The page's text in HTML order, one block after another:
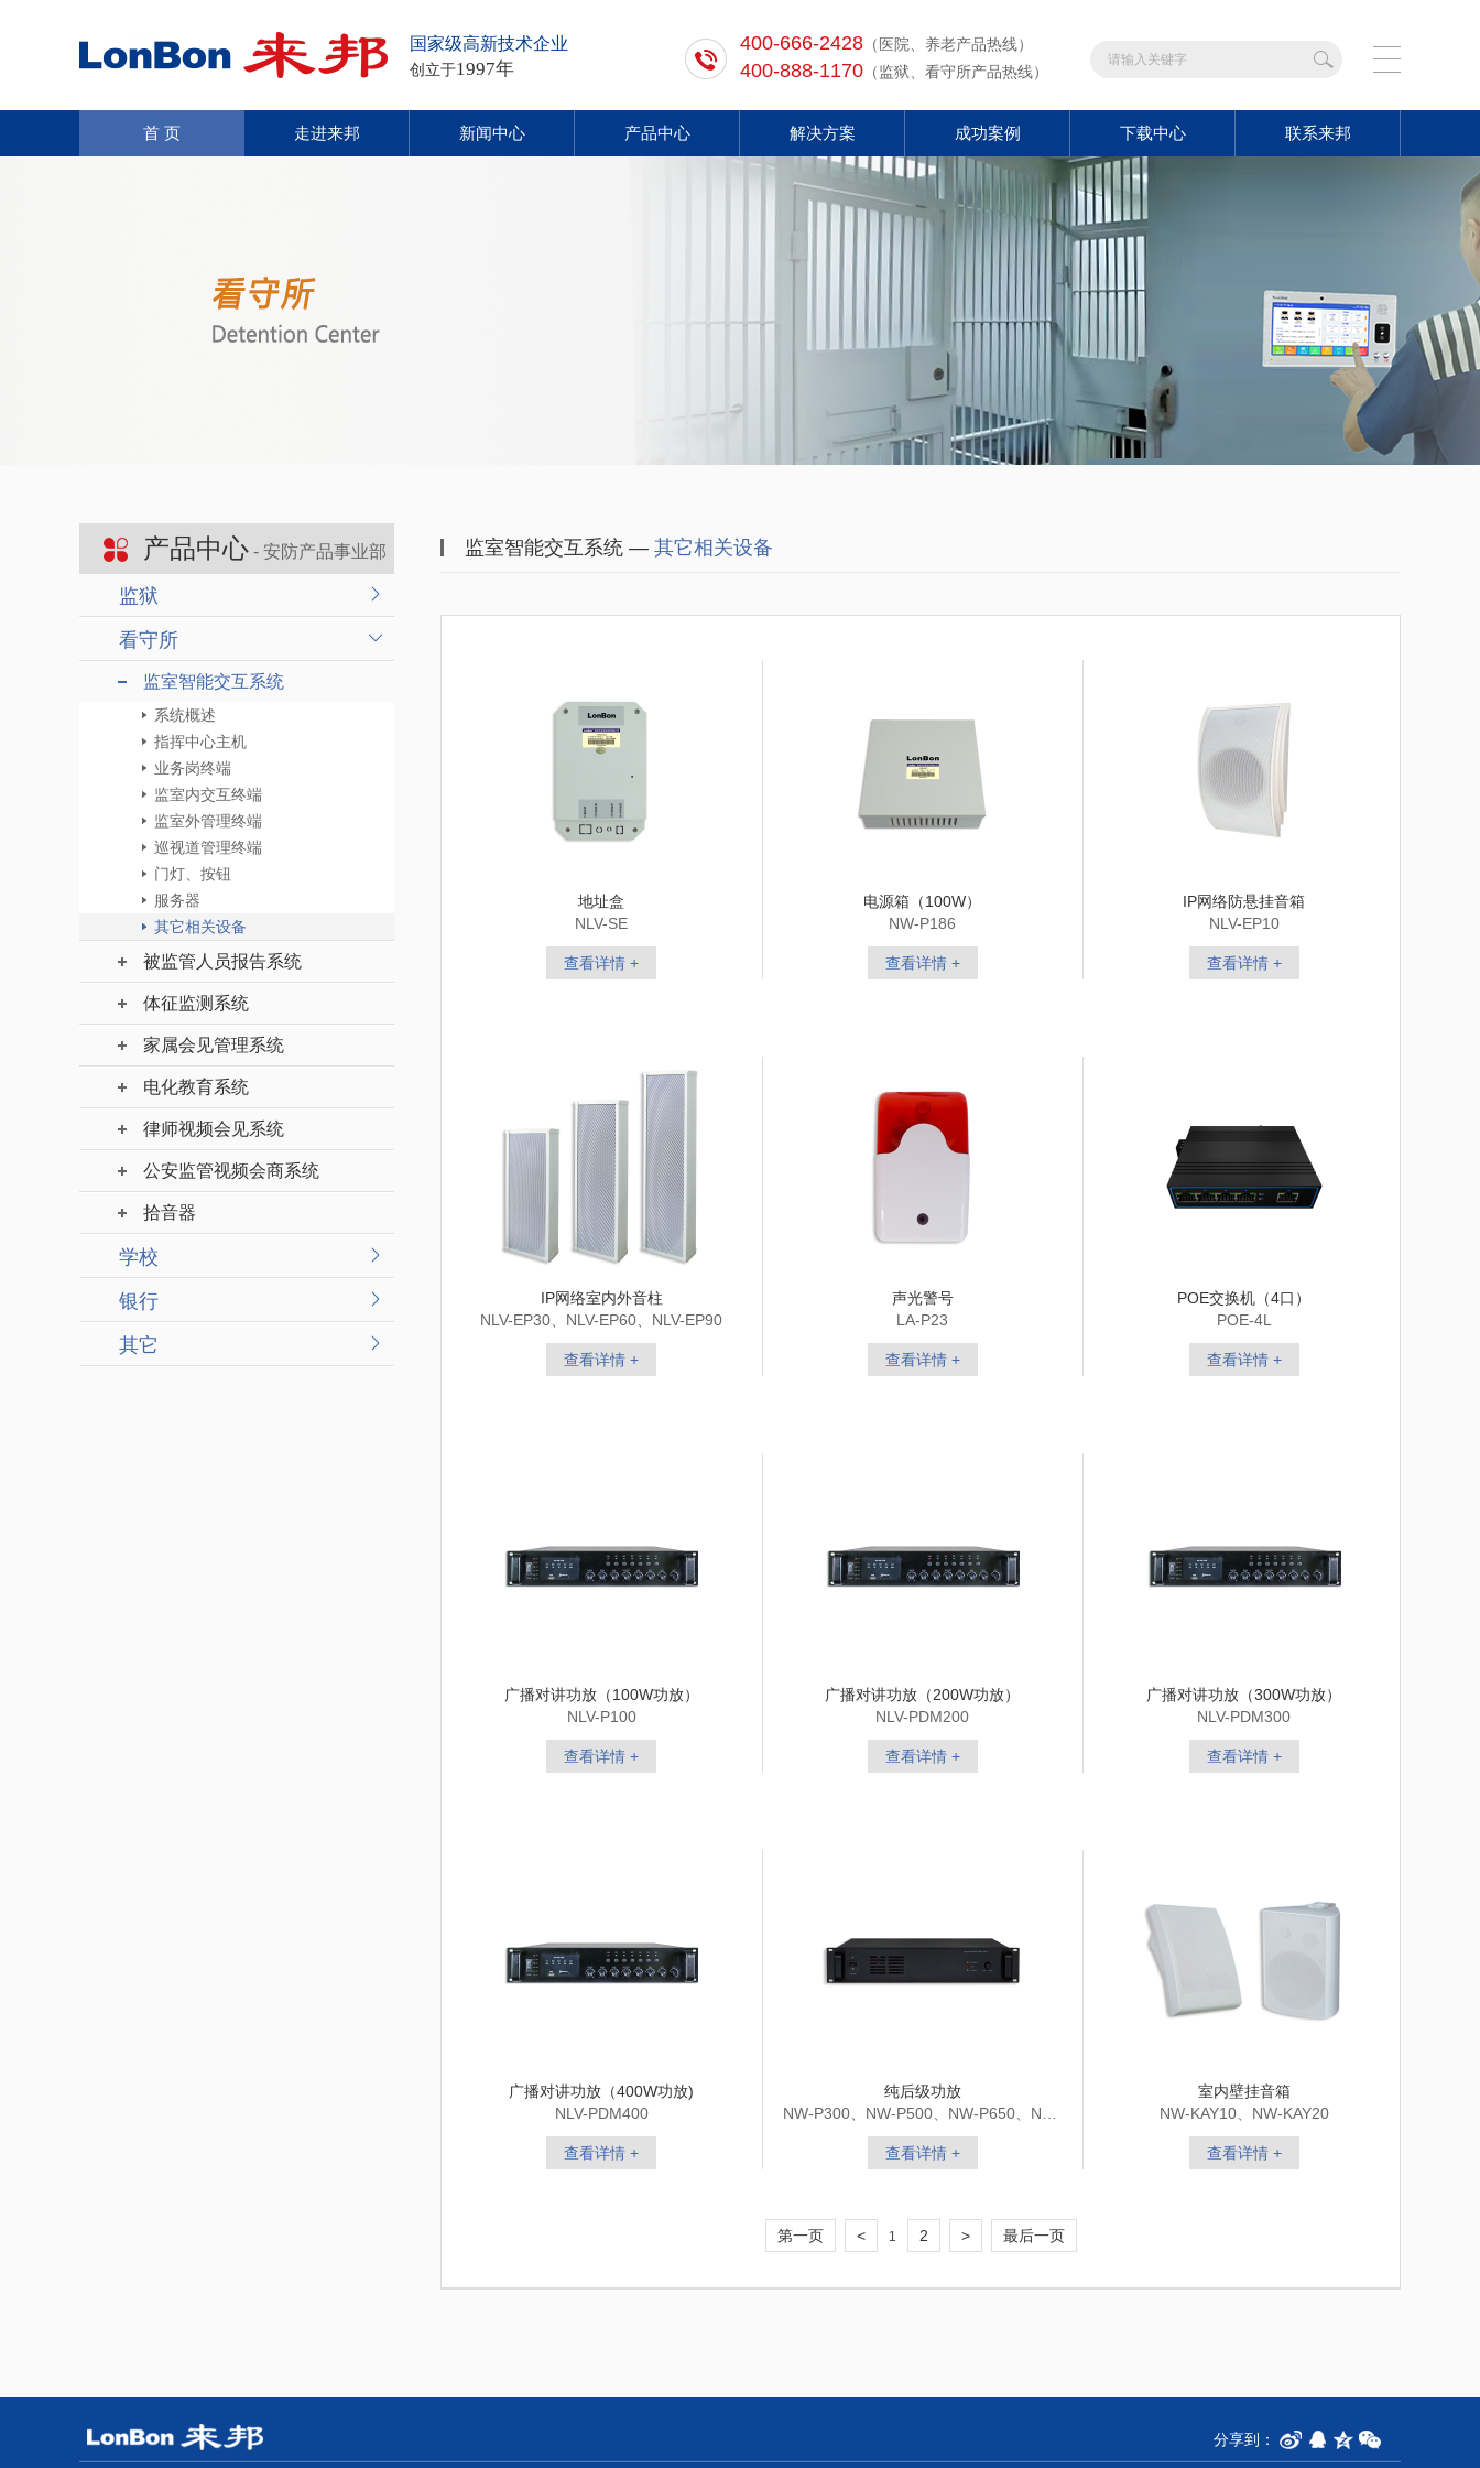
国家级高新技术企业
创立于1997年
400-666-2428 （医院、养老产品热线）
400-888-1170 （监狱、看守所产品热线）
首 页 走进来邦 新闻中心 产品中心 解决方案 成功案例 下载中心 联系来邦
产品中心 - 安防产品事业部
监狱
看守所
监室智能交互系统
系统概述
指挥中心主机
业务岗终端
监室内交互终端
监室外管理终端
巡视道管理终端
门灯、按钮
服务器
其它相关设备
被监管人员报告系统
体征监测系统
家属会见管理系统
电化教育系统
律师视频会见系统
公安监管视频会商系统
拾音器
学校
银行
其它
监室智能交互系统 — 其它相关设备
地址盒
NLV-SE
查看详情 +
电源箱（100W）
NW-P186
查看详情 +
IP网络防悬挂音箱
NLV-EP10
查看详情 +
IP网络室内外音柱
NLV-EP30、NLV-EP60、NLV-EP90
查看详情 +
声光警号
LA-P23
查看详情 +
POE交换机（4口）
POE-4L
查看详情 +
广播对讲功放（100W功放）
NLV-P100
查看详情 +
广播对讲功放（200W功放）
NLV-PDM200
查看详情 +
广播对讲功放（300W功放）
NLV-PDM300
查看详情 +
广播对讲功放（400W功放)
NLV-PDM400
查看详情 +
纯后级功放
NW-P300、NW-P500、NW-P650、NW-
P800、NW-P1000
查看详情 +
室内壁挂音箱
NW-KAY10、NW-KAY20
查看详情 +
第一页 < 1 2 > 最后一页
分享到：